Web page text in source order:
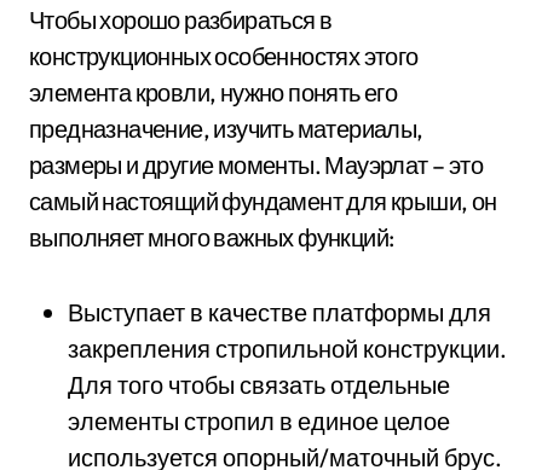
Чтобы хорошо разбираться в
конструкционных особенностях этого
элемента кровли, нужно понять его
предназначение, изучить материалы,
размеры и другие моменты. Мауэрлат – это
самый настоящий фундамент для крыши, он
выполняет много важных функций:
Выступает в качестве платформы для
закрепления стропильной конструкции.
Для того чтобы связать отдельные
элементы стропил в единое целое
используется опорный/маточный брус.